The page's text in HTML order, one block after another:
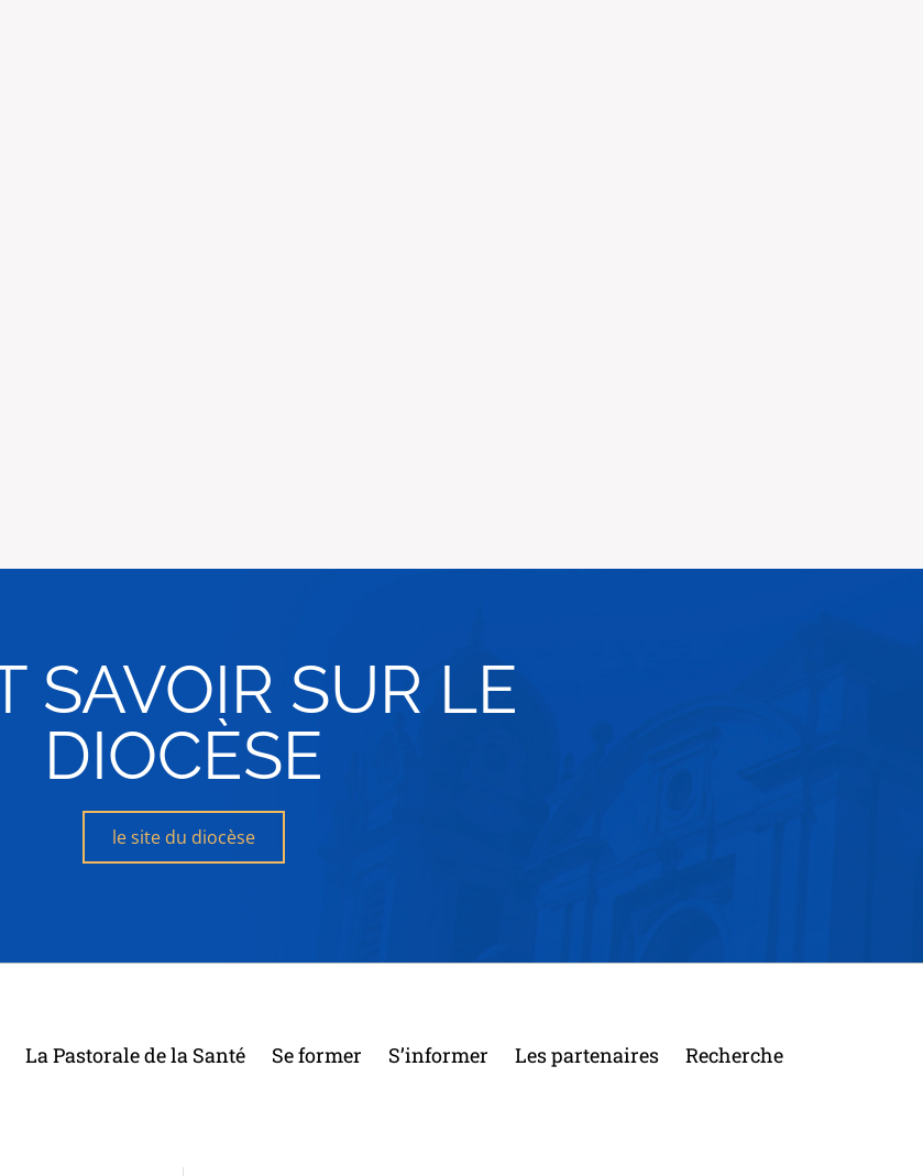
SAVOIR SUR LE
DIOCÈSE
le site du diocèse
La Pastorale de la Santé Se former S’informer Les partenaires Recherche